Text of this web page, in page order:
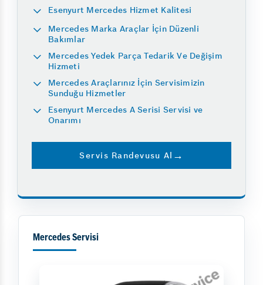
Esenyurt Mercedes Hizmet Kalitesi
Mercedes Marka Araçlar İçin Düzenli
Bakımlar
Mercedes Yedek Parça Tedarik Ve Değişim
Hizmeti
Mercedes Araçlarınız İçin Servisimizin
Sunduğu Hizmetler
Esenyurt Mercedes A Serisi Servisi ve
Onarımı
Servis Randevusu Al
Mercedes Servisi